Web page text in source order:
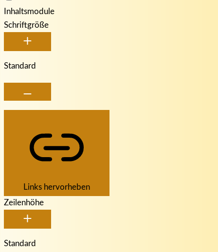
Inhaltsmodule
Schriftgröße
Standard
Links hervorheben
Zeilenhöhe
Standard